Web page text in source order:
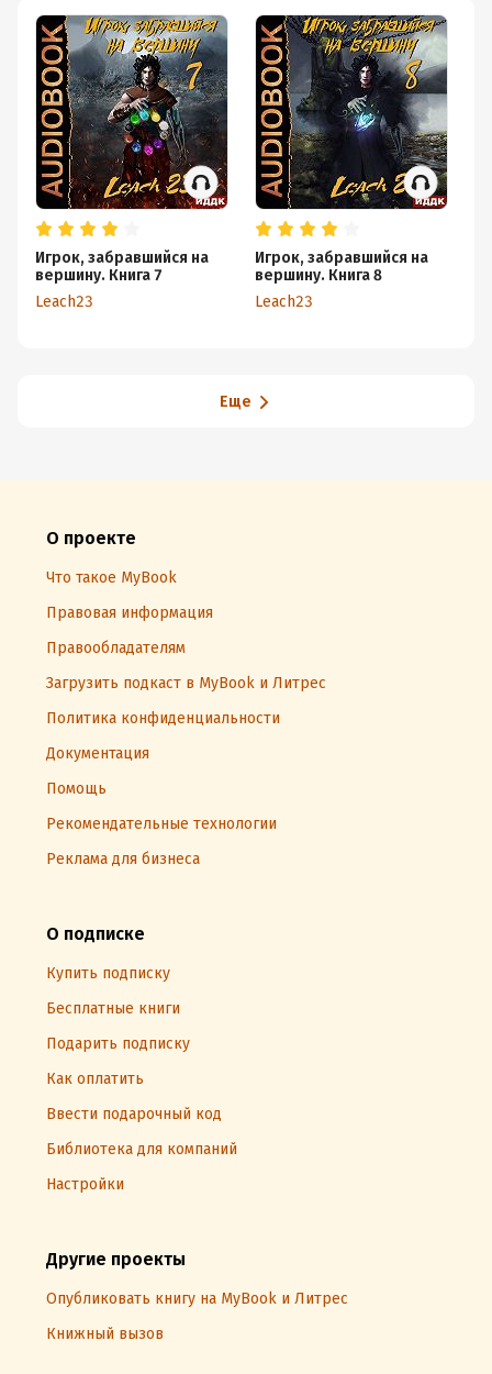
Игрок, забравшийся на
вершину. Книга 7
Leach23
Игрок, забравшийся на
вершину. Книга 8
Leach23
Еще
О проекте
Что такое MyBook
Правовая информация
Правообладателям
Загрузить подкаст в MyBook и Литрес
Политика конфиденциальности
Документация
Помощь
Рекомендательные технологии
Реклама для бизнеса
О подписке
Купить подписку
Бесплатные книги
Подарить подписку
Как оплатить
Ввести подарочный код
Библиотека для компаний
Настройки
Другие проекты
Опубликовать книгу на MyBook и Литрес
Книжный вызов